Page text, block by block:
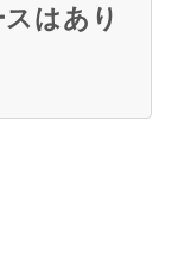
はあり